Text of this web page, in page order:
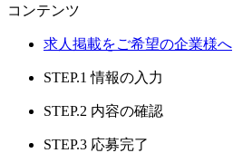
コンテンツ
求人掲載をご希望の企業様へ
STEP.1 情報の入力
STEP.2 内容の確認
STEP.3 応募完了